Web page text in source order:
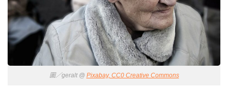
圖／geralt @ Pixabay, CC0 Creative Commons